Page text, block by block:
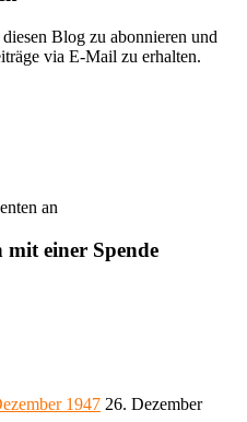
Blog zu abonnieren und
via E-Mail zu erhalten.
an
einer Spende
1947 26. Dezember